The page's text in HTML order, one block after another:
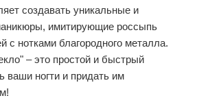
создавать уникальные и
имитирующие россыпь
с нотками благородного металла.
– это простой и быстрый
ваши ногти и придать им